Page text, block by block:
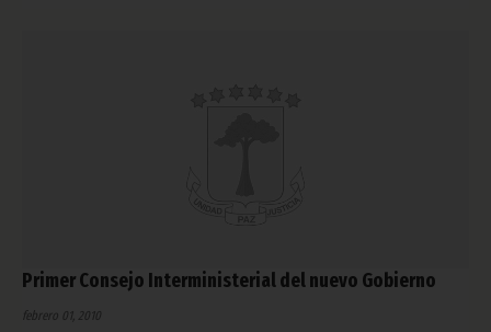
Primer Consejo Interministerial del nuevo Gobierno
febrero 01, 2010